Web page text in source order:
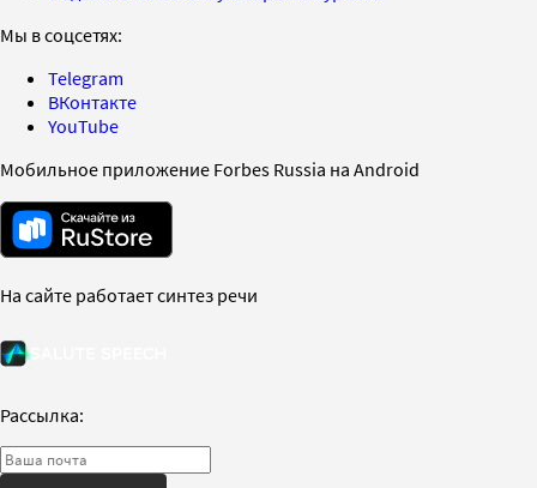
Мы в соцсетях:
Telegram
ВКонтакте
YouTube
Мобильное приложение Forbes Russia на Android
На сайте работает синтез речи
Рассылка: